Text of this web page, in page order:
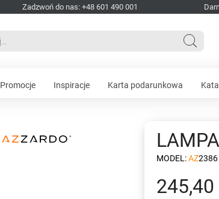
Zadzwoń do nas: +48 601 490 001
Promocje Inspiracje Karta podarunkowa
MODEL:AZ2386
245,40